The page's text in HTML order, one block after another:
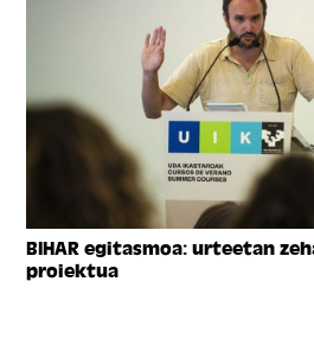
BIHAR egitasmoa: urteetan
proiektua